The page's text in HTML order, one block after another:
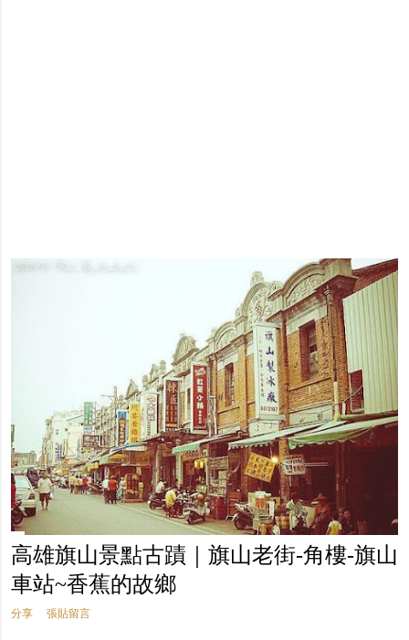
高雄旗山景點古蹟｜旗山老街-角樓-旗山
車站~香蕉的故鄉
分享 張貼留言